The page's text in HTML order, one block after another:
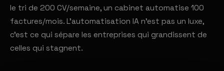
le tri de 200 CV/semaine, un cabinet automatise 100
factures/mois. L'automatisation IA n'est pas un luxe,
c'est ce qui sépare les entreprises qui grandissent de
celles qui stagnent.